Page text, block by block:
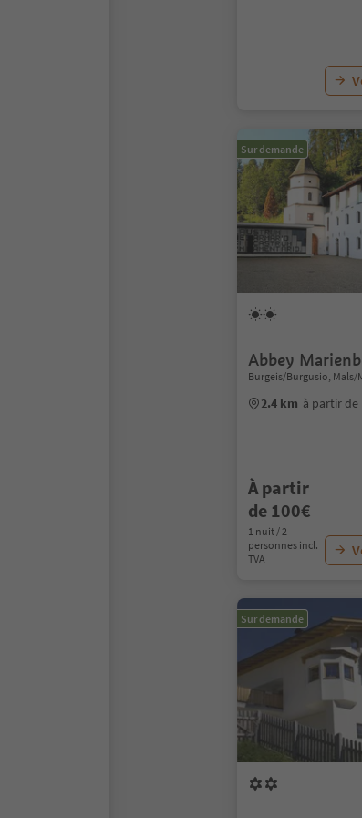
Sur demande
Abbey
Burgeis/Burgusio, Mals/
2.4 km à partir de
À partir
de 100€
1 nuit / 2
personnes incl.
TVA
Sur demande